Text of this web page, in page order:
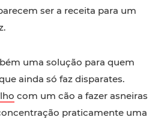
ser a receita para um
uma solução para quem
ainda só faz disparates.
com um cão a fazer asneiras
praticamente uma